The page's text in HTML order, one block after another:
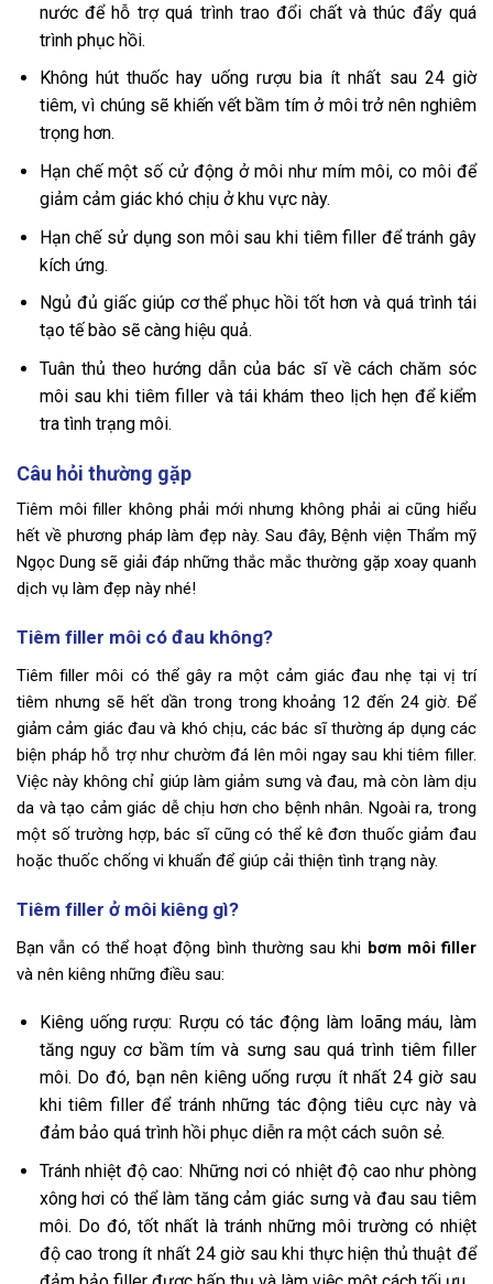
nước để hỗ trợ quá trình trao đổi chất và thúc đẩy quá
trình phục hồi.
Không hút thuốc hay uống rượu bia ít nhất sau 24 giờ
tiêm, vì chúng sẽ khiến vết bầm tím ở môi trở nên nghiêm
trọng hơn.
Hạn chế một số cử động ở môi như mím môi, co môi để
giảm cảm giác khó chịu ở khu vực này.
Hạn chế sử dụng son môi sau khi tiêm filler để tránh gây
kích ứng.
Ngủ đủ giấc giúp cơ thể phục hồi tốt hơn và quá trình tái
tạo tế bào sẽ càng hiệu quả.
Tuân thủ theo hướng dẫn của bác sĩ về cách chăm sóc
môi sau khi tiêm filler và tái khám theo lịch hẹn để kiểm
tra tình trạng môi.
Câu hỏi thường gặp
Tiêm môi filler không phải mới nhưng không phải ai cũng hiểu
hết về phương pháp làm đẹp này. Sau đây, Bệnh viện Thẩm mỹ
Ngọc Dung sẽ giải đáp những thắc mắc thường gặp xoay quanh
dịch vụ làm đẹp này nhé!
Tiêm filler môi có đau không?
Tiêm filler môi có thể gây ra một cảm giác đau nhẹ tại vị trí
tiêm nhưng sẽ hết dần trong trong khoảng 12 đến 24 giờ. Để
giảm cảm giác đau và khó chịu, các bác sĩ thường áp dụng các
biện pháp hỗ trợ như chườm đá lên môi ngay sau khi tiêm filler.
Việc này không chỉ giúp làm giảm sưng và đau, mà còn làm dịu
da và tạo cảm giác dễ chịu hơn cho bệnh nhân. Ngoài ra, trong
một số trường hợp, bác sĩ cũng có thể kê đơn thuốc giảm đau
hoặc thuốc chống vi khuẩn để giúp cải thiện tình trạng này.
Tiêm filler ở môi kiêng gì?
Bạn vẫn có thể hoạt động bình thường sau khi bơm môi filler
và nên kiêng những điều sau:
Kiêng uống rượu: Rượu có tác động làm loãng máu, làm
tăng nguy cơ bầm tím và sưng sau quá trình tiêm filler
môi. Do đó, bạn nên kiêng uống rượu ít nhất 24 giờ sau
khi tiêm filler để tránh những tác động tiêu cực này và
đảm bảo quá trình hồi phục diễn ra một cách suôn sẻ.
Tránh nhiệt độ cao: Những nơi có nhiệt độ cao như phòng
xông hơi có thể làm tăng cảm giác sưng và đau sau tiêm
môi. Do đó, tốt nhất là tránh những môi trường có nhiệt
độ cao trong ít nhất 24 giờ sau khi thực hiện thủ thuật để